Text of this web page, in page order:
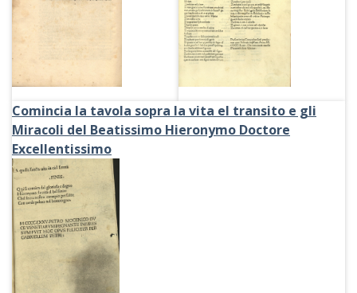
Comincia la tavola sopra la vita el transito e gli
Miracoli del Beatissimo Hieronymo Doctore
Excellentissimo